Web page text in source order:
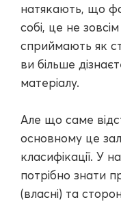
натякають, що
собі, це не
сприймають як
ви більше
матеріалу.
Але що саме
основному це
класифікації. У
потрібно знати
(власні) та